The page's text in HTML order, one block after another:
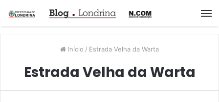
Início / Estrada Velha da Warta
Estrada Velha da Warta